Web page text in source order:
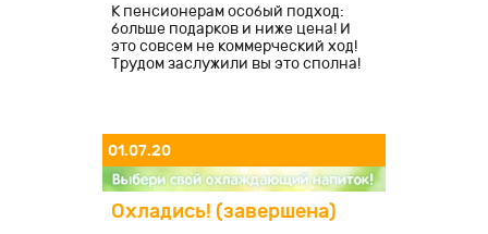
К пенсионерам особый подход:
больше подарков и ниже цена! И
это совсем не коммерческий ход!
Трудом заслужили вы это сполна!
01.07.20
Охладись! (завершена)